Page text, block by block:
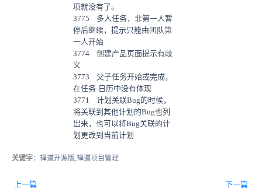
项就没有了。
3775 多人任务，非第一人暂
停后继续，提示只能由团队第
一人开始
3774 创建产品页面提示有歧
义
3773 父子任务开始或完成，
在任务-日历中没有体现
3771 计划关联Bug的时候，
将关联到其他计划的Bug也列
出来，也可以将Bug关联的计
划更改到当前计划
关键字：禅道开源版,禅道项目管理
上一篇 下一篇